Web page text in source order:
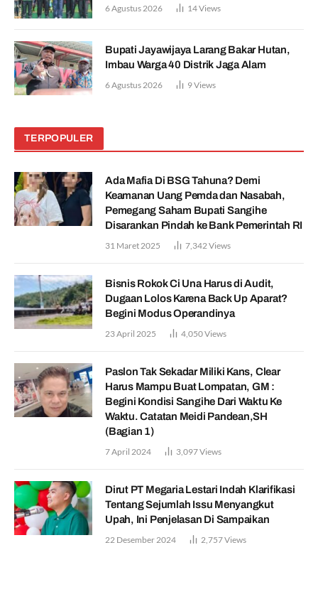
6 Agustus 2026 14Views
Bupati Jayawijaya Larang Bakar Hutan,
Imbau Warga 40 Distrik Jaga Alam
6 Agustus 2026 9Views
TERPOPULER
Ada Mafia Di BSG Tahuna? Demi
Keamanan Uang Pemda dan Nasabah,
Pemegang Saham Bupati Sangihe
Disarankan Pindah ke Bank Pemerintah RI
31 Maret 2025 7,342Views
Bisnis Rokok Ci Una Harus di Audit,
Dugaan Lolos Karena Back Up Aparat?
Begini Modus Operandinya
23 April 2025 4,050Views
Paslon Tak Sekadar Miliki Kans, Clear
Harus Mampu Buat Lompatan, GM :
Begini Kondisi Sangihe Dari Waktu Ke
Waktu. Catatan Meidi Pandean,SH
(Bagian 1)
7 April 2024 3,097Views
Dirut PT Megaria Lestari Indah Klarifikasi
Tentang Sejumlah Issu Menyangkut
Upah, Ini Penjelasan Di Sampaikan
22 Desember 2024 2,757Views